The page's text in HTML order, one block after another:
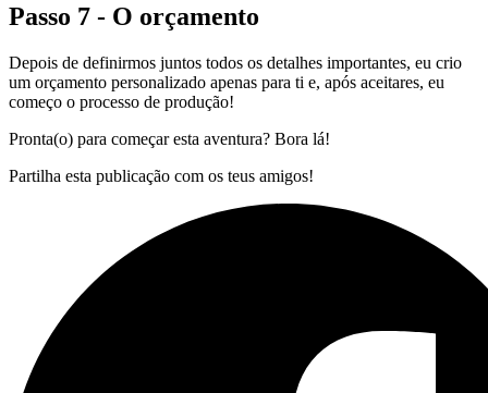
Passo 7 - O orçamento
Depois de definirmos juntos todos os detalhes importantes, eu crio
um orçamento personalizado apenas para ti e, após aceitares, eu
começo o processo de produção!
Pronta(o) para começar esta aventura? Bora lá!
Partilha esta publicação com os teus amigos!